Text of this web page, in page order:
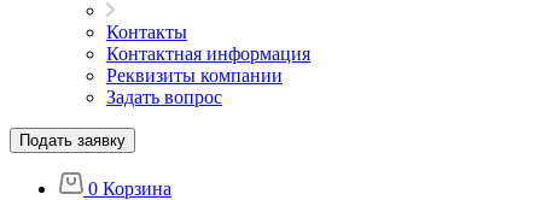
Контакты
Контактная информация
Реквизиты компании
Задать вопрос
Подать заявку
0 Корзина